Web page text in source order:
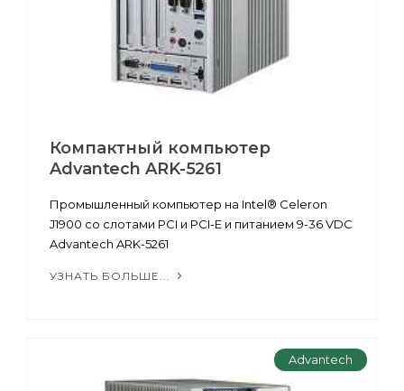
Компактный компьютер
Advantech ARK-5261
Промышленный компьютер на Intel® Celeron
J1900 со слотами PCI и PCI-E и питанием 9-36 VDC
Advantech ARK-5261
УЗНАТЬ БОЛЬШЕ...
Advantech